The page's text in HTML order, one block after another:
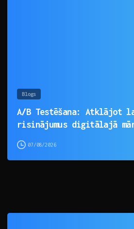
Blogs
A/B Testēšana: Atklājot
risinājumus digitālajā
07/08/2026